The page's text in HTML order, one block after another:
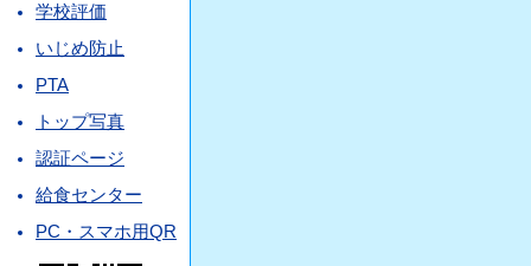
学校評価
いじめ防止
PTA
トップ写真
認証ページ
給食センター
PC・スマホ用QR